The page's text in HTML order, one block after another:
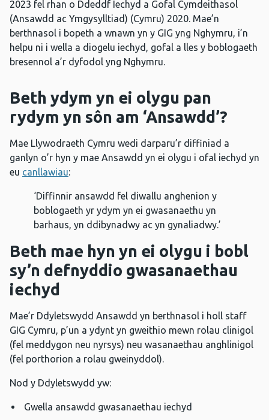
2023 fel rhan o Ddeddf Iechyd a Gofal Cymdeithasol
(Ansawdd ac Ymgysylltiad) (Cymru) 2020. Mae’n
berthnasol i bopeth a wnawn yn y GIG yng Nghymru, i’n
helpu ni i wella a diogelu iechyd, gofal a lles y boblogaeth
bresennol a’r dyfodol yng Nghymru.
Beth ydym yn ei olygu pan
rydym yn sôn am ‘Ansawdd’?
Mae Llywodraeth Cymru wedi darparu’r diffiniad a
ganlyn o’r hyn y mae Ansawdd yn ei olygu i ofal iechyd yn
eu canllawiau:
‘Diffinnir ansawdd fel diwallu anghenion y
boblogaeth yr ydym yn ei gwasanaethu yn
barhaus, yn ddibynadwy ac yn gynaliadwy.’
Beth mae hyn yn ei olygu i bobl
sy’n defnyddio gwasanaethau
iechyd
Mae’r Ddyletswydd Ansawdd yn berthnasol i holl staff
GIG Cymru, p’un a ydynt yn gweithio mewn rolau clinigol
(fel meddygon neu nyrsys) neu wasanaethau anghlinigol
(fel porthorion a rolau gweinyddol).
Nod y Ddyletswydd yw:
Gwella ansawdd gwasanaethau iechyd